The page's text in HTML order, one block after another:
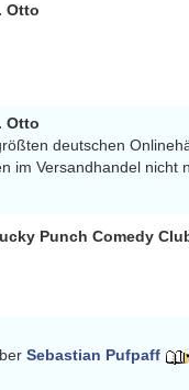
Otto
Otto
deutschen
im Versandhandel nicht
Punch Comedy
Sebastian Pufpaff